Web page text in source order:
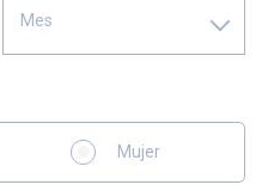
Mes
Mujer